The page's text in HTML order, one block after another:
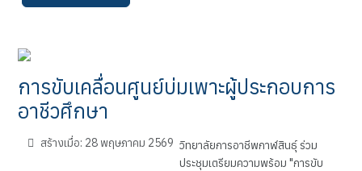
การขับเคลื่อนศูนย์บ่มเพาะผู้ประกอบการ
อาชีวศึกษา
สร้างเมื่อ: 28 พฤษภาคม 2569 วิทยาลัยการอาชีพกาฬสินธุ์ ร่วม
ประชุมเตรียมความพร้อม "การขับ